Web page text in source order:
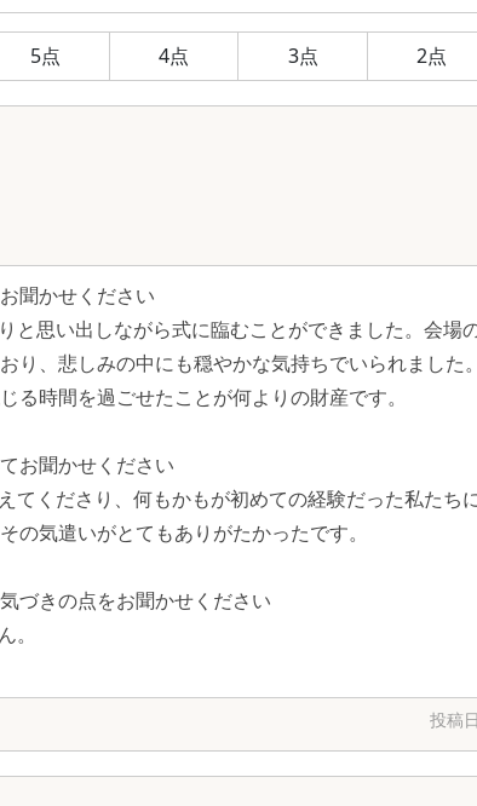
5点 4点 3点 2点
聞かせください
と思い出しながら式に臨むことができました。会場
り、悲しみの中にも穏やかな気持ちでいられました
る時間を過ごせたことが何よりの財産です。
お聞かせください
てくださり、何もかもが初めての経験だった私たち
の気遣いがとてもありがたかったです。
づきの点をお聞かせください
。
投稿